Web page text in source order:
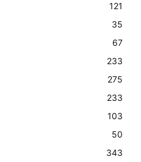
121
35
67
233
275
233
103
50
343